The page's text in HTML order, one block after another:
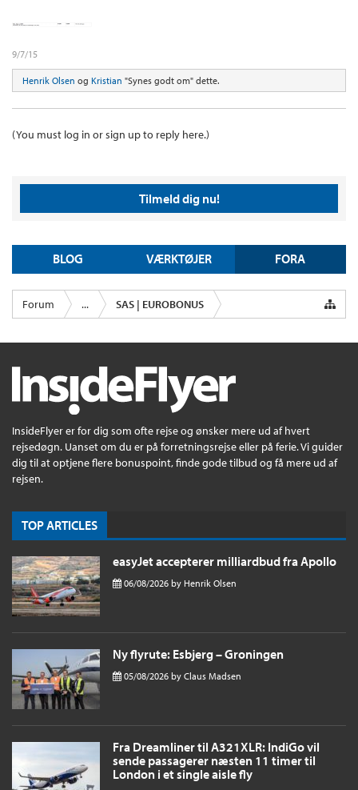
9/7/15
Henrik Olsen og Kristian "Synes godt om" dette.
(You must log in or sign up to reply here.)
Tilmeld dig nu!
BLOG VÆRKTØJER FORA
Forum ... SAS | EUROBONUS
InsideFlyer er for dig som ofte rejse og ønsker mere ud af hvert
rejsedøgn. Uanset om du er på forretningsrejse eller på ferie. Vi guider
dig til at optjene flere bonuspoint, finde gode tilbud og få mere ud af
rejsen.
TOP ARTICLES
easyJet accepterer milliardbud fra Apollo
06/08/2026 by Henrik Olsen
Ny flyrute: Esbjerg – Groningen
05/08/2026 by Claus Madsen
Fra Dreamliner til A321XLR: IndiGo vil
sende passagerer næsten 11 timer til
London i et single aisle fly